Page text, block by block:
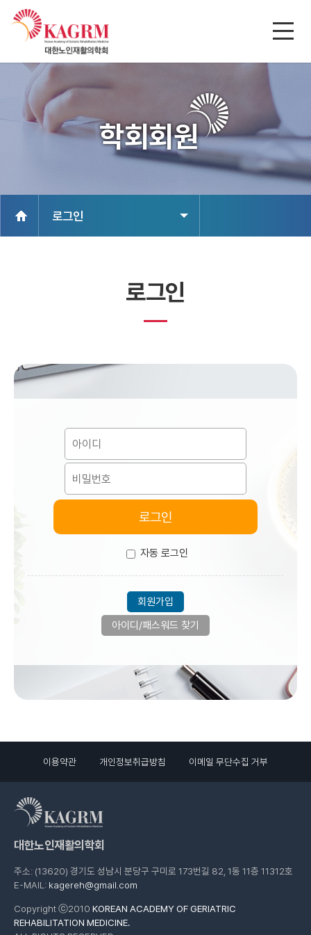
학회회원
로그인
로그인
자동 로그인
회원가입
아이디/패스워드 찾기
이용약관 개인정보취급방침 이메일 무단수집 거부
대한노인재활의학회
주소: (13620) 경기도 성남시 분당구 구미로 173번길 82, 1동 11층 11312호
E-MAIL: kagereh@gmail.com
Copyright ⓒ2010 KOREAN ACADEMY OF GERIATRIC
REHABILITATION MEDICINE.